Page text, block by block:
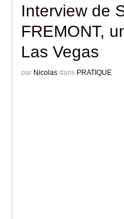
Interview de
FREMONT,
Las Vegas
par Nicolas dans PRATIQUE